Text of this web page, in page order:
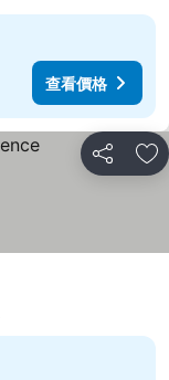
查看價格
分享 放